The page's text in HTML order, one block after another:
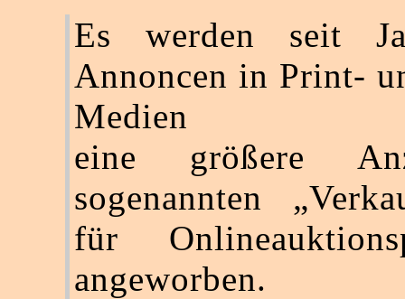
Es werden seit
Annoncen in Print-
Medien
eine größere
sogenannten
für
angeworben.